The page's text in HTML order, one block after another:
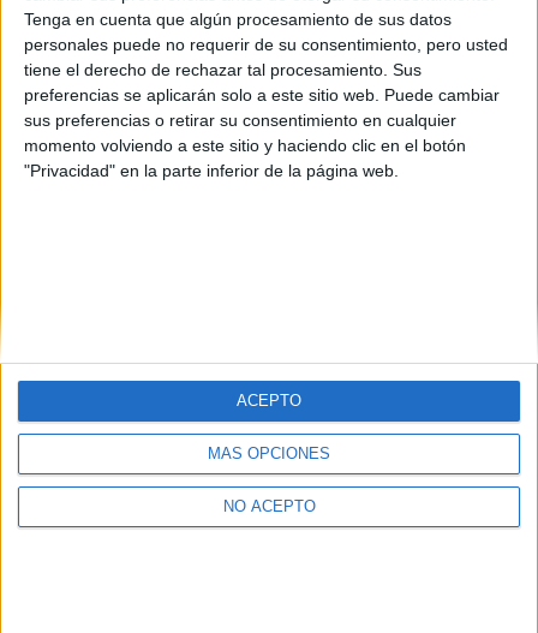
Tenga en cuenta que algún procesamiento de sus datos
personales puede no requerir de su consentimiento, pero usted
tiene el derecho de rechazar tal procesamiento. Sus
preferencias se aplicarán solo a este sitio web. Puede cambiar
sus preferencias o retirar su consentimiento en cualquier
momento volviendo a este sitio y haciendo clic en el botón
"Privacidad" en la parte inferior de la página web.
MÁS OPCIONES
NO ACEPTO
ACEPTO
Quiénes somos|Contactar|Anúnciate
Politica de privacidad|Condiciones generales
de cookies
© 2003-2026Compás Mediterráneo S.L.- Diego de León 47 - 28006
Madrid [ESPAÑA] - Tel. +34 91 593 2767